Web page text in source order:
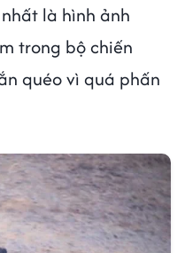
là hình ảnh
trong bộ chiến
quéo vì quá phấn